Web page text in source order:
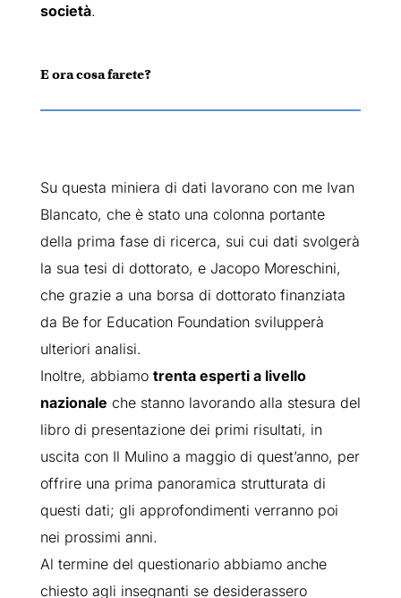
società.
E ora cosa farete?
Su questa miniera di dati lavorano con me Ivan
Blancato, che è stato una colonna portante
della prima fase di ricerca, sui cui dati svolgerà
la sua tesi di dottorato, e Jacopo Moreschini,
che grazie a una borsa di dottorato finanziata
da Be for Education Foundation svilupperà
ulteriori analisi.
Inoltre, abbiamo trenta esperti a livello
nazionale che stanno lavorando alla stesura del
libro di presentazione dei primi risultati, in
uscita con Il Mulino a maggio di quest’anno, per
offrire una prima panoramica strutturata di
questi dati; gli approfondimenti verranno poi
nei prossimi anni.
Al termine del questionario abbiamo anche
chiesto agli insegnanti se desiderassero